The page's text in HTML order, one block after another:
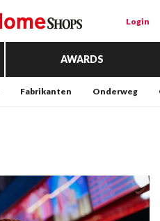
Login
AWARDS
Fabrikanten Onderweg